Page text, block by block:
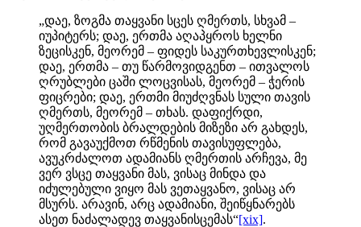
„დაე, ზოგმა თაყვანი სცეს ღმერთს, სხვამ –
იუპიტერს; დაე, ერთმა აღაპყროს ხელნი
ზეცისკენ, მეორემ – ფიდეს საკურთხევლისკენ;
დაე, ერთმა – თუ წარმოვიდგენთ – ითვალოს
ღრუბლები ცაში ლოცვისას, მეორემ – ჭერის
ფიცრები; დაე, ერთმი მიუძღვნას სული თავის
ღმერთს, მეორემ – თხას. დაფიქრდი,
უღმერთობის ბრალდების მიზეზი არ გახდეს,
რომ გავაუქმოთ რწმენის თავისუფლება,
ავუკრძალოთ ადამიანს ღმერთის არჩევა, მე
ვერ ვსცე თაყვანი მას, ვისაც მინდა და
იძულებული ვიყო მას ვეთაყვანო, ვისაც არ
მსურს. არავინ, არც ადამიანი, შეიწყნარებს
ასეთ ნაძალადევ თაყვანისცემას“[xix].